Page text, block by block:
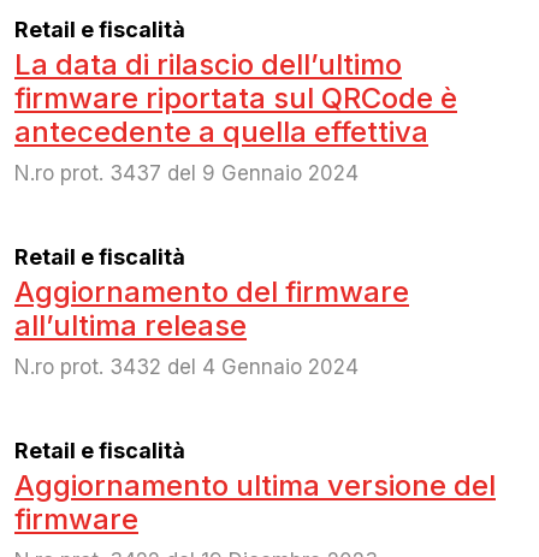
Retail e fiscalità
La data di rilascio dell’ultimo
firmware riportata sul QRCode è
antecedente a quella effettiva
N.ro prot. 3437 del 9 Gennaio 2024
Retail e fiscalità
Aggiornamento del firmware
all’ultima release
N.ro prot. 3432 del 4 Gennaio 2024
Retail e fiscalità
Aggiornamento ultima versione del
firmware